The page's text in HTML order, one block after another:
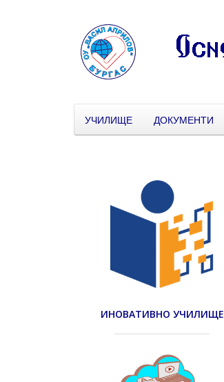
УЧИЛИЩЕ ДОКУМЕНТИ
ИНОВАТИВНО УЧИЛИЩЕ